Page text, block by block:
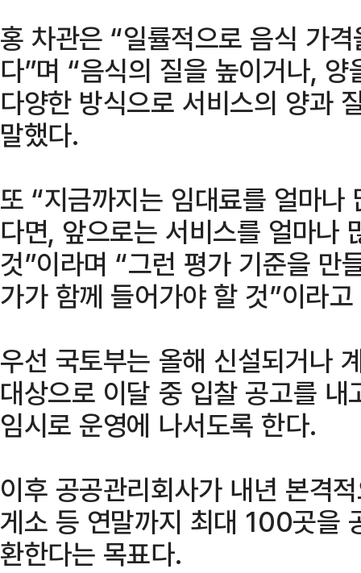
홍 차관은 “일률적으로 음식 가
다”며 “음식의 질을 높이거나,
다양한 방식으로 서비스의 양과
말했다.
또 “지금까지는 임대료를 얼마
다면, 앞으로는 서비스를 얼마나
것”이라며 “그런 평가 기준을 만
가가 함께 들어가야 할 것”이라
우선 국토부는 올해 신설되거나
대상으로 이달 중 입찰 공고를
임시로 운영에 나서도록 한다.
이후 공공관리회사가 내년 본격
게소 등 연말까지 최대 100곳을
환한다는 목표다.